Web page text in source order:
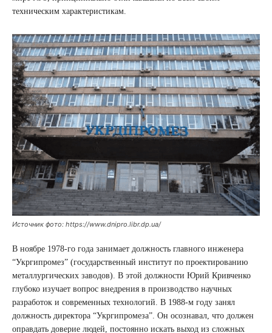
техническим характеристикам.
Источник фото: https://www.dnipro.libr.dp.ua/
В ноябре 1978-го года занимает должность главного инженера
“Укргипромез” (государственный институт по проектированию
металлургических заводов). В этой должности Юрий Кривченко
глубоко изучает вопрос внедрения в производство научных
разработок и современных технологий. В 1988-м году занял
должность директора “Укргипромеза”. Он осознавал, что должен
оправдать доверие людей, постоянно искать выход из сложных